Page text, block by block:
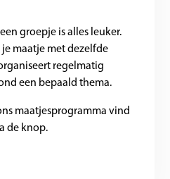
groepje is alles leuker.
maatje met dezelfde
regelmatig
een bepaald thema.
maatjesprogramma vind
de knop.